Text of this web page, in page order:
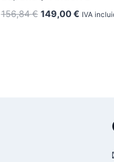
156,84€ El
149,00€ElIVA